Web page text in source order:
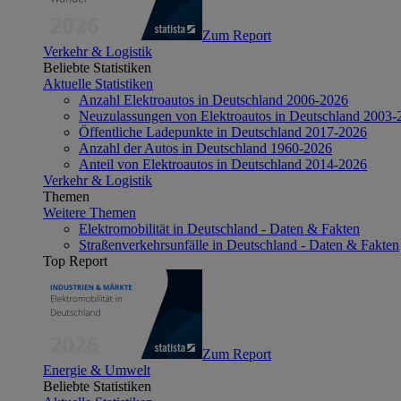
Zum Report
Verkehr & Logistik
Beliebte Statistiken
Aktuelle Statistiken
Anzahl Elektroautos in Deutschland 2006-2026
Neuzulassungen von Elektroautos in Deutschland 2003-
Öffentliche Ladepunkte in Deutschland 2017-2026
Anzahl der Autos in Deutschland 1960-2026
Anteil von Elektroautos in Deutschland 2014-2026
Verkehr & Logistik
Themen
Weitere Themen
Elektromobilität in Deutschland - Daten & Fakten
Straßenverkehrsunfälle in Deutschland - Daten & Fakten
Top Report
Zum Report
Energie & Umwelt
Beliebte Statistiken